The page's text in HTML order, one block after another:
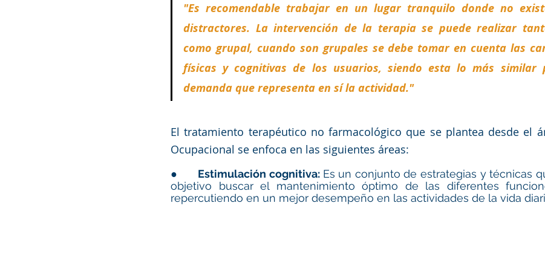
"Es recomendable trabajar en un lugar tranquilo donde no
distractores. La intervención de la terapia se puede realizar
como grupal, cuando son grupales se debe tomar en cuenta las
físicas y cognitivas de los usuarios, siendo esta lo más similar
demanda que representa en sí la actividad."
El tratamiento terapéutico no farmacológico que se plantea desde el
Ocupacional se enfoca en las siguientes áreas:
● Estimulación cognitiva: Es un conjunto de estrategias y técnicas
objetivo buscar el mantenimiento óptimo de las diferentes
repercutiendo en un mejor desempeño en las actividades de la vida